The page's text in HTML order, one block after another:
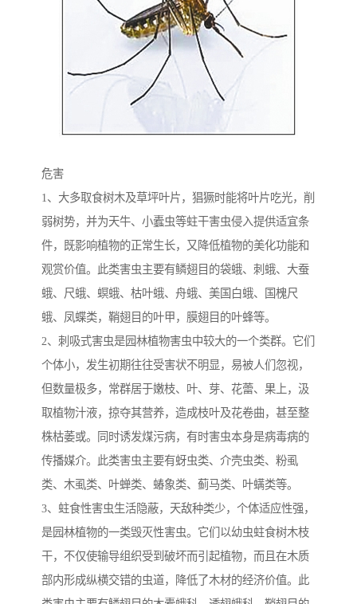
危害
1、大多取食树木及草坪叶片，猖獗时能将叶片吃光，削
弱树势，并为天牛、小蠹虫等蛀干害虫侵入提供适宜条
件，既影响植物的正常生长，又降低植物的美化功能和
观赏价值。此类害虫主要有鳞翅目的袋蛾、刺蛾、大蚕
蛾、尺蛾、螟蛾、枯叶蛾、舟蛾、美国白蛾、国槐尺
蛾、凤蝶类，鞘翅目的叶甲，膜翅目的叶蜂等。
2、刺吸式害虫是园林植物害虫中较大的一个类群。它们
个体小，发生初期往往受害状不明显，易被人们忽视，
但数量极多，常群居于嫩枝、叶、芽、花蕾、果上，汲
取植物汁液，掠夺其营养，造成枝叶及花卷曲，甚至整
株枯萎或。同时诱发煤污病，有时害虫本身是病毒病的
传播媒介。此类害虫主要有蚜虫类、介壳虫类、粉虱
类、木虱类、叶蝉类、蝽象类、蓟马类、叶螨类等。
3、蛀食性害虫生活隐蔽，天敌种类少，个体适应性强，
是园林植物的一类毁灭性害虫。它们以幼虫蛀食树木枝
干，不仅使输导组织受到破坏而引起植物，而且在木质
部内形成纵横交错的虫道，降低了木材的经济价值。此